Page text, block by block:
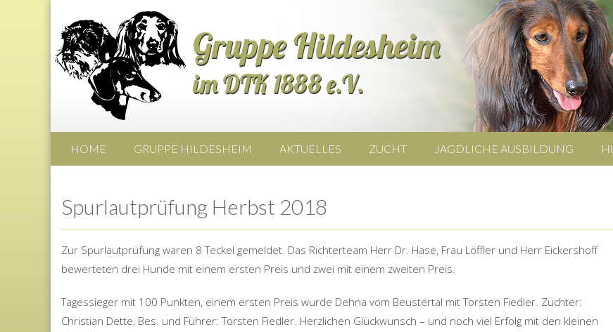
HOME GRUPPE HILDESHEIM AKTUELLES ZUCHT JAGDLICHE AUSBILDUNG
Spurlautprüfung Herbst 2018
Zur Spurlautprüfung waren 8 Teckel gemeldet. Das Richterteam Herr Dr. Hase, Frau Löffler und Herr Eickershoff
bewerteten drei Hunde mit einem ersten Preis und zwei mit einem zweiten Preis.
Tagessieger mit 100 Punkten, einem ersten Preis wurde Dehna vom Beustertal mit Torsten Fiedler. Züchter:
Christian Dette, Bes. und Führer: Torsten Fiedler. Herzlichen Glückwunsch – und noch viel Erfolg mit den kleinen